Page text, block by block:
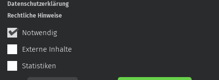
Notwendig
Externe Inhalte
Statistiken
Datenschutzerklärung
Rechtliche Hinweise